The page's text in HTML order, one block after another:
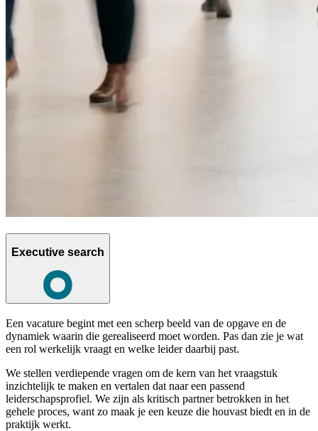
Executive search
Een vacature begint met een scherp beeld van de opgave en de
dynamiek waarin die gerealiseerd moet worden. Pas dan zie je wat
een rol werkelijk vraagt en welke leider daarbij past.
We stellen verdiepende vragen om de kern van het vraagstuk
inzichtelijk te maken en vertalen dat naar een passend
leiderschapsprofiel. We zijn als kritisch partner betrokken in het
gehele proces, want zo maak je een keuze die houvast biedt en in de
praktijk werkt.